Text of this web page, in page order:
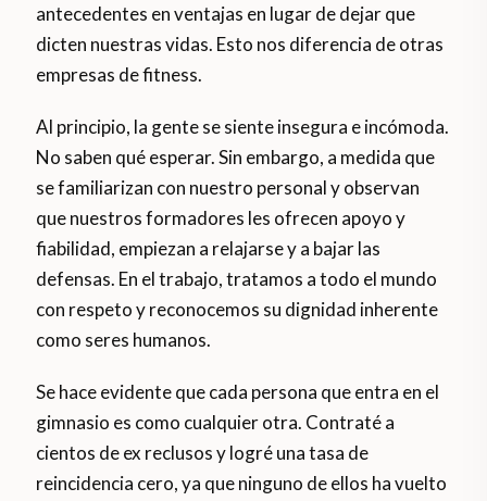
antecedentes en ventajas en lugar de dejar que
dicten nuestras vidas. Esto nos diferencia de otras
empresas de fitness.
Al principio, la gente se siente insegura e incómoda.
No saben qué esperar. Sin embargo, a medida que
se familiarizan con nuestro personal y observan
que nuestros formadores les ofrecen apoyo y
fiabilidad, empiezan a relajarse y a bajar las
defensas. En el trabajo, tratamos a todo el mundo
con respeto y reconocemos su dignidad inherente
como seres humanos.
Se hace evidente que cada persona que entra en el
gimnasio es como cualquier otra. Contraté a
cientos de ex reclusos y logré una tasa de
reincidencia cero, ya que ninguno de ellos ha vuelto